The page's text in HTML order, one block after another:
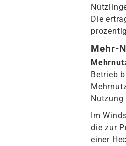
Die
Mehr-
Betrieb
Im
die zur
einer